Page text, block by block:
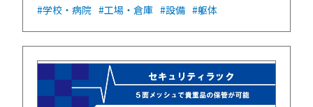
#学校・病院 #工場・倉庫 #設備 #躯体